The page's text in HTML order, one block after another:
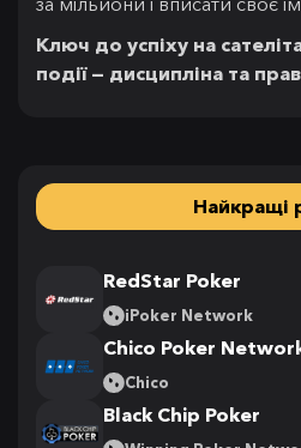
Ключ до успіху на
події — дисципліна та
Найкращі
RedStar Poker
iPoker Network
Chico Poker
Chico
Black Chip Poker